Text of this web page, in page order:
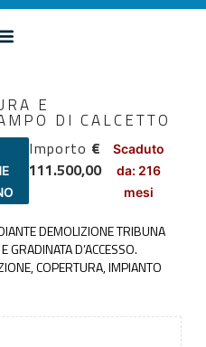
E
DI CALCETTO
Importo €
111.500,00
Scaduto
da: 216
mesi
DEMOLIZIONE TRIBUNA
GRADINATA D’ACCESSO.
COPERTURA, IMPIANTO